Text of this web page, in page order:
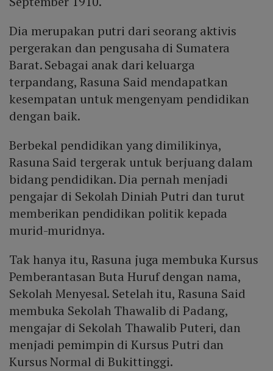
Dia merupakan putri dari seorang aktivis
pergerakan dan pengusaha di Sumatera
Barat. Sebagai anak dari keluarga
terpandang, Rasuna Said mendapatkan
kesempatan untuk mengenyam pendidikan
dengan baik.
Berbekal pendidikan yang dimilikinya,
Rasuna Said tergerak untuk berjuang dalam
bidang pendidikan. Dia pernah menjadi
pengajar di Sekolah Diniah Putri dan turut
memberikan pendidikan politik kepada
murid-muridnya.
Tak hanya itu, Rasuna juga membuka Kursus
Pemberantasan Buta Huruf dengan nama,
Sekolah Menyesal. Setelah itu, Rasuna Said
membuka Sekolah Thawalib di Padang,
mengajar di Sekolah Thawalib Puteri, dan
menjadi pemimpin di Kursus Putri dan
Kursus Normal di Bukittinggi.